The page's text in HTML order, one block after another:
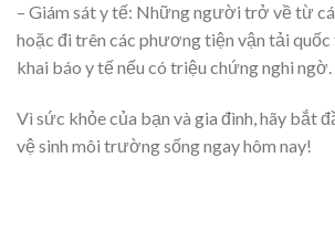
– Giám sát y tế: Những người trở về từ
hoặc đi trên các phương tiện vận tải quốc
khai báo y tế nếu có triệu chứng nghi ngờ.
Vì sức khỏe của bạn và gia đình, hãy bắt
vệ sinh môi trường sống ngay hôm nay!